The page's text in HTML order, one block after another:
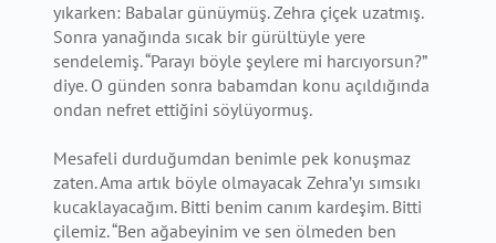
yıkarken: Babalar günüymüş. Zehra çiçek uzatmış.
Sonra yanağında sıcak bir gürültüyle yere
sendelemiş. “Parayı böyle şeylere mi harcıyorsun?”
diye. O günden sonra babamdan konu açıldığında
ondan nefret ettiğini söylüyormuş.
Mesafeli durduğumdan benimle pek konuşmaz
zaten. Ama artık böyle olmayacak Zehra’yı sımsıkı
kucaklayacağım. Bitti benim canım kardeşim. Bitti
çilemiz. “Ben ağabeyinim ve sen ölmeden ben